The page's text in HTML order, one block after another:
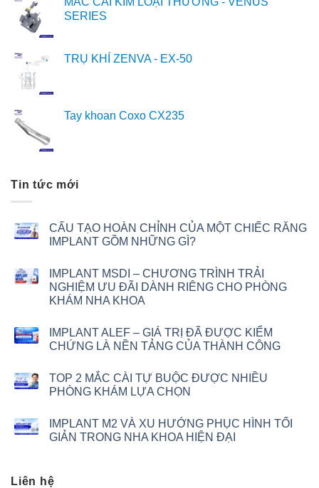
SERIES
TRỤ KHÍ ZENVA - EX-50
Tay khoan Coxo CX235
Tin tức mới
CẤU TẠO HOÀN CHỈNH CỦA MỘT CHIẾC RĂNG
IMPLANT GỒM NHỮNG GÌ?
IMPLANT MSDI – CHƯƠNG TRÌNH TRẢI
NGHIỆM ƯU ĐÃI DÀNH RIÊNG CHO PHÒNG
KHÁM NHA KHOA
IMPLANT ALEF – GIÁ TRỊ ĐÃ ĐƯỢC KIỂM
CHỨNG LÀ NỀN TẢNG CỦA THÀNH CÔNG
TOP 2 MẮC CÀI TỰ BUỘC ĐƯỢC NHIỀU
PHÒNG KHÁM LỰA CHỌN
IMPLANT M2 VÀ XU HƯỚNG PHỤC HÌNH TỐI
GIẢN TRONG NHA KHOA HIỆN ĐẠI
Liên hệ